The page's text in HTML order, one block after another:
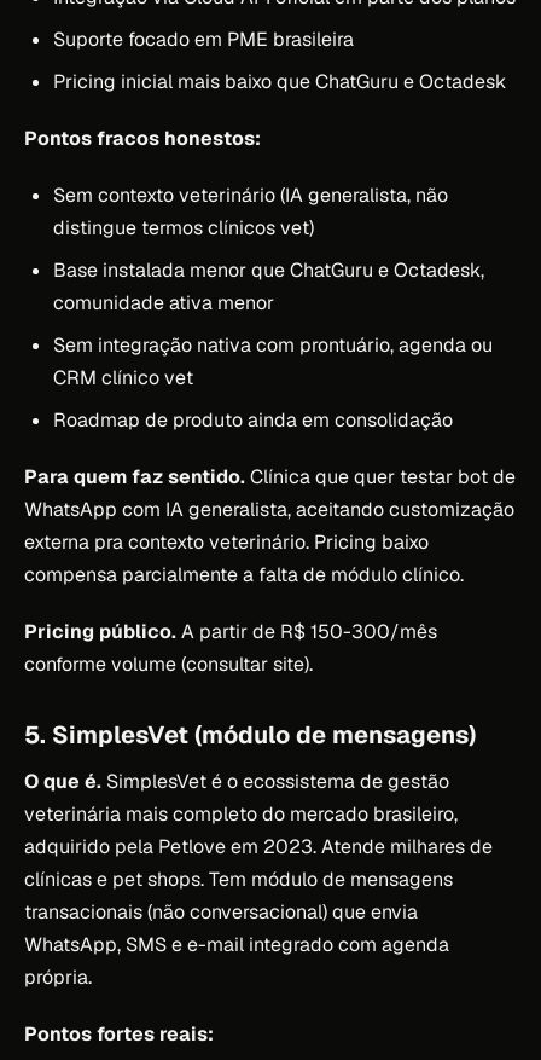
Suporte focado em PME brasileira
Pricing inicial mais baixo que ChatGuru e Octadesk
Pontos fracos honestos:
Sem contexto veterinário (IA generalista, não
distingue termos clínicos vet)
Base instalada menor que ChatGuru e Octadesk,
comunidade ativa menor
Sem integração nativa com prontuário, agenda ou
CRM clínico vet
Roadmap de produto ainda em consolidação
Para quem faz sentido.Clínica que quer testar bot de
WhatsApp com IA generalista, aceitando customização
externa pra contexto veterinário. Pricing baixo
compensa parcialmente a falta de módulo clínico.
Pricing público.A partir de R$ 150-300/mês
conforme volume (consultar site).
5. SimplesVet (módulo de mensagens)
O que é. SimplesVet é o ecossistema de gestão
veterinária mais completo do mercado brasileiro,
adquirido pela Petlove em 2023. Atende milhares de
clínicas e pet shops. Tem módulo de mensagens
transacionais (não conversacional) que envia
WhatsApp, SMS e e-mail integrado com agenda
própria.
Pontos fortes reais: